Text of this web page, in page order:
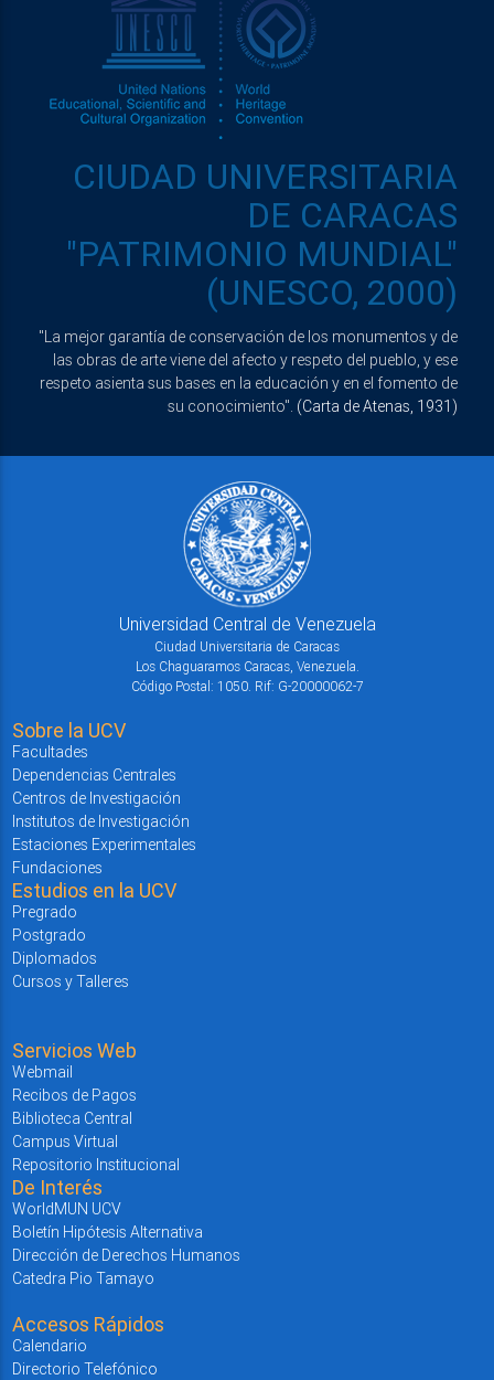
CIUDAD UNIVERSITARIA
DE CARACAS
"PATRIMONIO MUNDIAL"
(UNESCO, 2000)
"La mejor garantía de conservación de los monumentos y de
las obras de arte viene del afecto y respeto del pueblo, y ese
respeto asienta sus bases en la educación y en el fomento de
su conocimiento". (Carta de Atenas, 1931)
Universidad Central de Venezuela
Ciudad Universitaria de Caracas
Los Chaguaramos Caracas, Venezuela.
Código Postal: 1050. Rif: G-20000062-7
Sobre la UCV
Facultades
Dependencias Centrales
Centros de Investigación
Institutos de Investigación
Estaciones Experimentales
Fundaciones
Estudios en la UCV
Pregrado
Postgrado
Diplomados
Cursos y Talleres
Servicios Web
Webmail
Recibos de Pagos
Biblioteca Central
Campus Virtual
Repositorio Institucional
De Interés
WorldMUN UCV
Boletín Hipótesis Alternativa
Dirección de Derechos Humanos
Catedra Pio Tamayo
Accesos Rápidos
Calendario
Directorio Telefónico